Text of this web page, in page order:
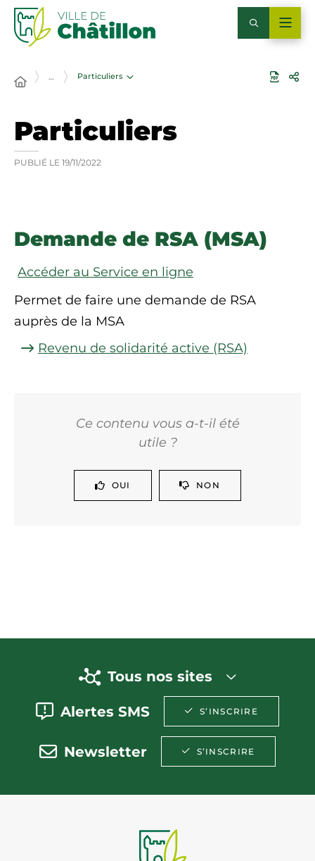
… Particuliers
Particuliers
PUBLIÉ LE 19/11/2022
Demande de RSA (MSA)
Accéder au Service en ligne
Permet de faire une demande de RSA
auprès de la MSA
Revenu de solidarité active (RSA)
Ce contenu vous a-t-il été
utile ?
OUI NON
Tous nos sites
Alertes SMS S’INSCRIRE
Newsletter S’INSCRIRE